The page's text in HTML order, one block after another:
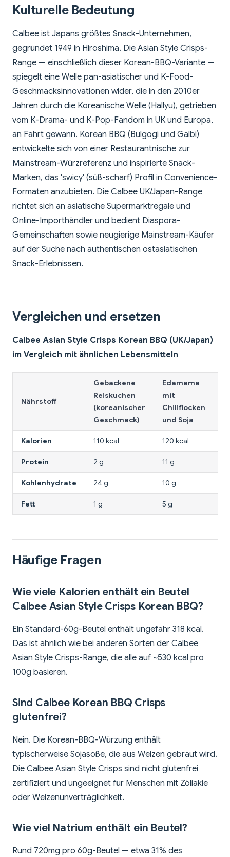
Kulturelle Bedeutung
Calbee ist Japans größtes Snack-Unternehmen,
gegründet 1949 in Hiroshima. Die Asian Style Crisps-
Range — einschließlich dieser Korean-BBQ-Variante —
spiegelt eine Welle pan-asiatischer und K-Food-
Geschmacksinnovationen wider, die in den 2010er
Jahren durch die Koreanische Welle (Hallyu), getrieben
vom K-Drama- und K-Pop-Fandom in UK und Europa,
an Fahrt gewann. Korean BBQ (Bulgogi und Galbi)
entwickelte sich von einer Restaurantnische zur
Mainstream-Würzreferenz und inspirierte Snack-
Marken, das 'swicy' (süß-scharf) Profil in Convenience-
Formaten anzubieten. Die Calbee UK/Japan-Range
richtet sich an asiatische Supermarktregale und
Online-Importhändler und bedient Diaspora-
Gemeinschaften sowie neugierige Mainstream-Käufer
auf der Suche nach authentischen ostasiatischen
Snack-Erlebnissen.
Vergleichen und ersetzen
Calbee Asian Style Crisps Korean BBQ (UK/Japan)
im Vergleich mit ähnlichen Lebensmitteln
Nährstoff
Gebackene
Reiskuchen
(koreanischer
Geschmack)
Edamame
mit
Chiliflocken
und Soja
Kalorien 110 kcal 120 kcal
Protein 2 g 11 g
Kohlenhydrate 24 g 10 g
Fett 1 g 5 g
Häufige Fragen
Wie viele Kalorien enthält ein Beutel
Calbee Asian Style Crisps Korean BBQ?
Ein Standard-60g-Beutel enthält ungefähr 318 kcal.
Das ist ähnlich wie bei anderen Sorten der Calbee
Asian Style Crisps-Range, die alle auf ~530 kcal pro
100g basieren.
Sind Calbee Korean BBQ Crisps
glutenfrei?
Nein. Die Korean-BBQ-Würzung enthält
typischerweise Sojasoße, die aus Weizen gebraut wird.
Die Calbee Asian Style Crisps sind nicht glutenfrei
zertifiziert und ungeeignet für Menschen mit Zöliakie
oder Weizenunverträglichkeit.
Wie viel Natrium enthält ein Beutel?
Rund 720mg pro 60g-Beutel — etwa 31% des